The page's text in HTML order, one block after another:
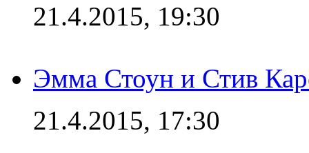
21.4.2015, 19:30
Эмма Стоун и Стив
21.4.2015, 17:30